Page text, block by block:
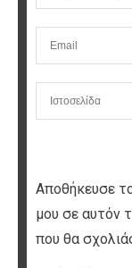
Αποθήκευσε
μου σε αυτόν
που θα